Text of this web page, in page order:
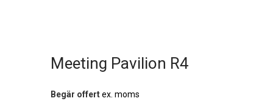
Meeting Pavilion R4
Begär offertex. moms